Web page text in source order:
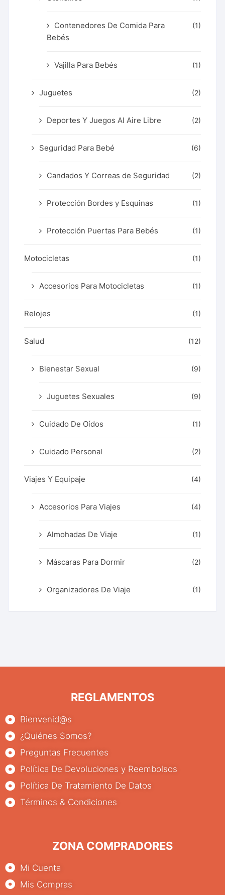
Contenedores De Comida Para
Bebés
(1)
Vajilla Para Bebés (1)
Juguetes (2)
Deportes Y Juegos Al Aire Libre (2)
Seguridad Para Bebé (6)
Candados Y Correas de Seguridad (2)
Protección Bordes y Esquinas (1)
Protección Puertas Para Bebés (1)
Motocicletas (1)
Accesorios Para Motocicletas (1)
Relojes (1)
Salud (12)
Bienestar Sexual (9)
Juguetes Sexuales (9)
Cuidado De Oídos (1)
Cuidado Personal (2)
Viajes Y Equipaje (4)
Accesorios Para Viajes (4)
Almohadas De Viaje (1)
Máscaras Para Dormir (2)
Organizadores De Viaje (1)
REGLAMENTOS
Bienvenid@s
¿Quiénes Somos?
Preguntas Frecuentes
Política De Devoluciones y Reembolsos
Política De Tratamiento De Datos
Términos & Condiciones
ZONA COMPRADORES
Mi Cuenta
Mis Compras